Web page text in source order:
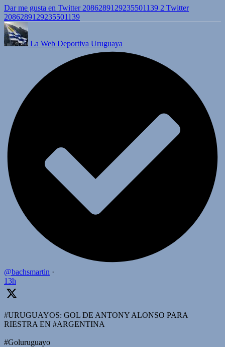
Dar me gusta en Twitter 2086289129235501139 2 Twitter
2086289129235501139
La Web Deportiva Uruguaya
@bachsmartin ·
13h
#URUGUAYOS: GOL DE ANTONY ALONSO PARA
RIESTRA EN #ARGENTINA
#Goluruguayo